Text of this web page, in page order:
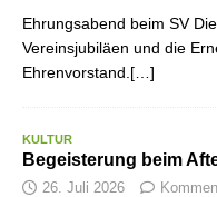
Ehrungsabend beim SV
Vereinsjubiläen und die
Ehrenvorstand.[…]
KULTUR
Begeisterung beim
26. Juli 2026